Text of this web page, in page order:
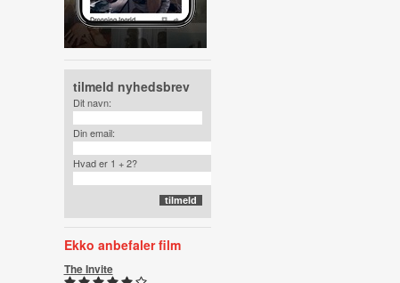
tilmeld nyhedsbrev
Dit navn:
Din email:
Hvad er 1 + 2?
Ekko anbefaler film
The Invite